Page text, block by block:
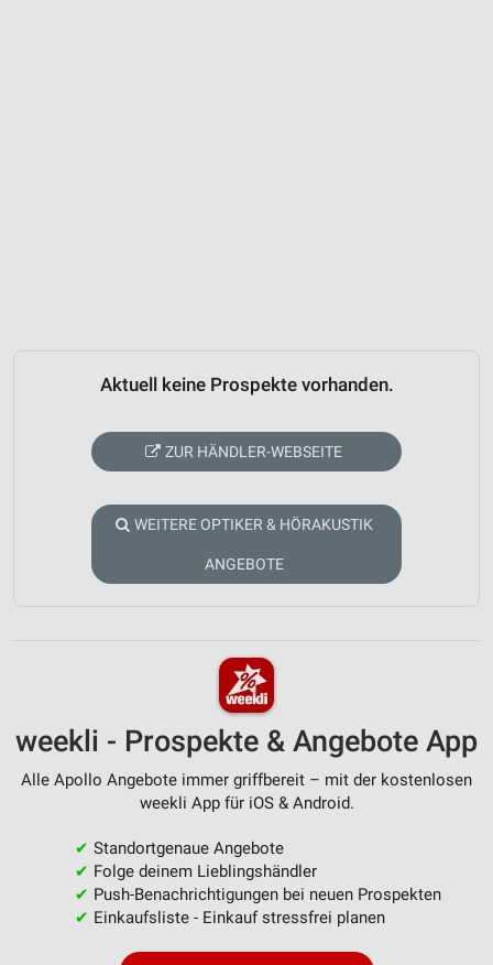
Aktuell keine Prospekte vorhanden.
ZUR HÄNDLER-WEBSEITE
WEITERE OPTIKER & HÖRAKUSTIK
ANGEBOTE
weekli - Prospekte & Angebote App
Alle Apollo Angebote immer griffbereit – mit der kostenlosen
weekli App für iOS & Android.
✔ Standortgenaue Angebote
✔ Folge deinem Lieblingshändler
✔ Push-Benachrichtigungen bei neuen Prospekten
✔ Einkaufsliste - Einkauf stressfrei planen